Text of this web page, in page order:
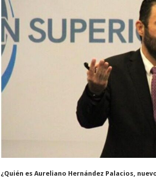
¿Quién es Aureliano Hernández Palacios,